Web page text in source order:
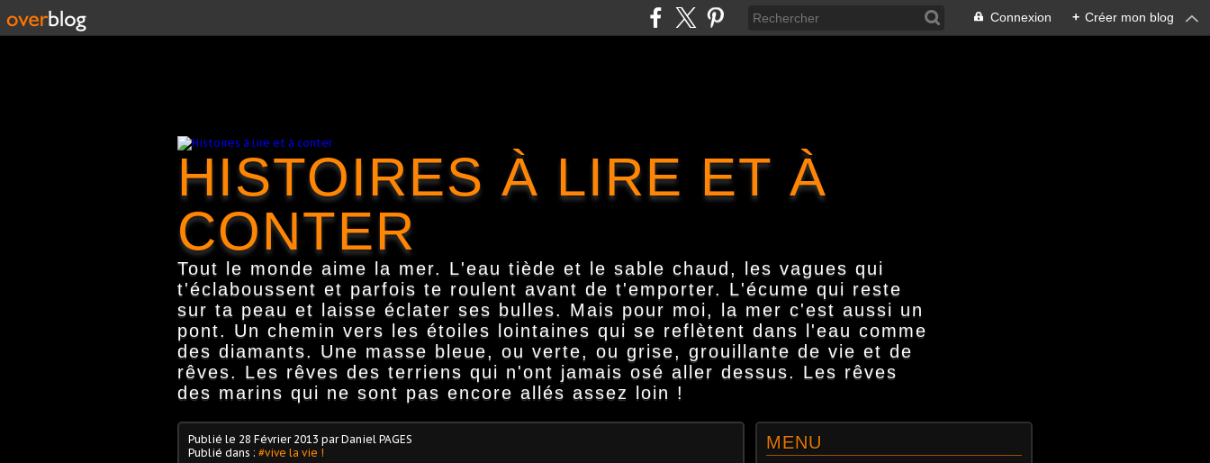
Connexion + Créer mon blog
HISTOIRES À LIRE ET À
CONTER
Tout le monde aime la mer. L'eau tiède et le sable chaud, les vagues qui
t'éclaboussent et parfois te roulent avant de t'emporter. L'écume qui reste
sur ta peau et laisse éclater ses bulles. Mais pour moi, la mer c'est aussi un
pont. Un chemin vers les étoiles lointaines qui se reflètent dans l'eau comme
des diamants. Une masse bleue, ou verte, ou grise, grouillante de vie et de
rêves. Les rêves des terriens qui n'ont jamais osé aller dessus. Les rêves
des marins qui ne sont pas encore allés assez loin !
Publié le 28 Février 2013 par Daniel PAGES
Publié dans : #vive la vie !
MENU